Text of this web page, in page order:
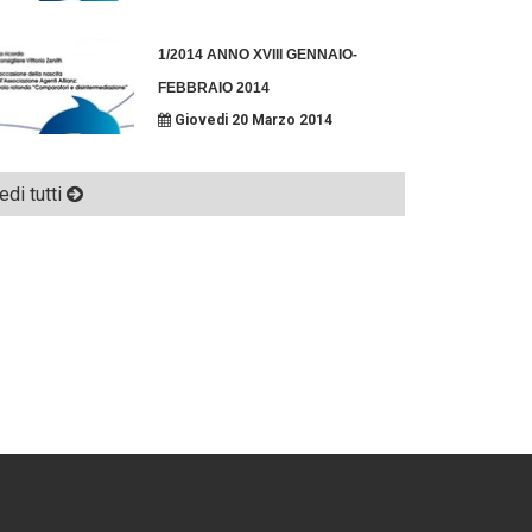
1/2014 ANNO XVIII GENNAIO-
FEBBRAIO 2014
Giovedi 20 Marzo 2014
tutti